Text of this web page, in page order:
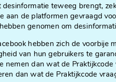
desinformatie teweeg brengt,
aan de platformen gevraagd
genomen om
hebben zich de voorbije
van hun gebruikers te
nemen dan wat de
dan wat de Praktijkcode